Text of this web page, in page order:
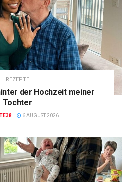
REZEPTE
der Hochzeit meiner
Tochter
6 AUGUST 2026